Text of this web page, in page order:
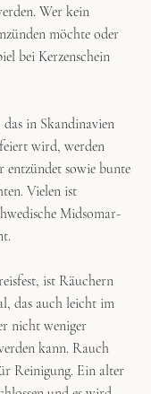
Wer kein
möchte oder
bei Kerzenschein
in Skandinavien
wird, werden
entzündet sowie bunte
Vielen ist
Midsomar-
ist Räuchern
das auch leicht im
nicht weniger
kann. Rauch
Reinigung. Ein alter